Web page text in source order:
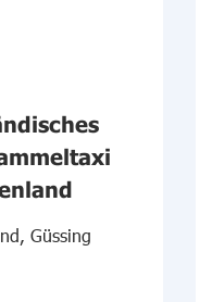
Güssing